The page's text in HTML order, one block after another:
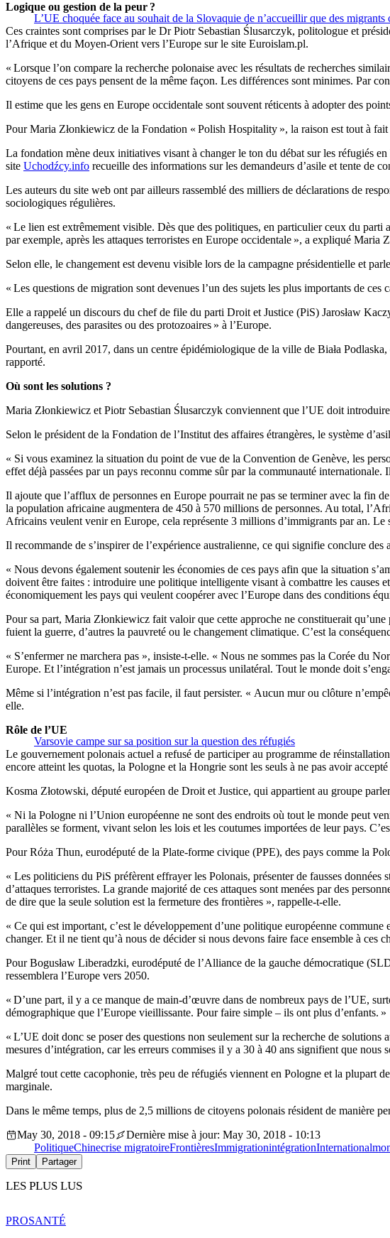
L’UE choquée face au souhait de la Slovaquie de n’accueillir que des migrants
Logique ou gestion de la peur ?
Ces craintes sont comprises par le Dr Piotr Sebastian Ślusarczyk, politologue et
l’Afrique et du Moyen-Orient vers l’Europe sur le site Euroislam.pl.
« Lorsque l’on compare la recherche polonaise avec les résultats de recherches
citoyens de ces pays pensent de la même façon. Les différences sont minimes. Par
Il estime que les gens en Europe occidentale sont souvent réticents à adopter des
Pour Maria Złonkiewicz de la Fondation « Polish Hospitality », la raison est tout à
La fondation mène deux initiatives visant à changer le ton du débat sur les réfugiés
site Uchodźcy.info recueille des informations sur les demandeurs d’asile et tente de
Les auteurs du site web ont par ailleurs rassemblé des milliers de déclarations de
sociologiques régulières.
« Le lien est extrêmement visible. Dès que des politiques, en particulier ceux du
par exemple, après les attaques terroristes en Europe occidentale », a expliqué Maria
Selon elle, le changement est devenu visible lors de la campagne présidentielle et
« Les questions de migration sont devenues l’un des sujets les plus importants de
Elle a rappelé un discours du chef de file du parti Droit et Justice (PiS) Jarosław
dangereuses, des parasites ou des protozoaires » à l’Europe.
Pourtant, en avril 2017, dans un centre épidémiologique de la ville de Biała
rapporté.
Où sont les solutions ?
Maria Złonkiewicz et Piotr Sebastian Ślusarczyk conviennent que l’UE doit
Selon le président de la Fondation de l’Institut des affaires étrangères, le système
« Si vous examinez la situation du point de vue de la Convention de Genève, les
effet déjà passées par un pays reconnu comme sûr par la communauté
Il ajoute que l’afflux de personnes en Europe pourrait ne pas se terminer avec la fin
la population africaine augmentera de 450 à 570 millions de personnes. Au total,
Africains veulent venir en Europe, cela représente 3 millions d’immigrants par an. Le
Il recommande de s’inspirer de l’expérience australienne, ce qui signifie conclure
« Nous devons également soutenir les économies de ces pays afin que la situation
doivent être faites : introduire une politique intelligente visant à combattre les causes
économiquement les pays qui veulent coopérer avec l’Europe dans des conditions
Pour sa part, Maria Złonkiewicz fait valoir que cette approche ne constituerait
fuient la guerre, d’autres la pauvreté ou le changement climatique. C’est la
« S’enfermer ne marchera pas », insiste-t-elle. « Nous ne sommes pas la Corée du
Europe. Et l’intégration n’est jamais un processus unilatéral. Tout le monde doit
Même si l’intégration n’est pas facile, il faut persister. « Aucun mur ou clôture
elle.
Varsovie campe sur sa position sur la question des réfugiés
Rôle de l’UE
Le gouvernement polonais actuel a refusé de participer au programme de
encore atteint les quotas, la Pologne et la Hongrie sont les seuls à ne pas avoir
Kosma Złotowski, député européen de Droit et Justice, qui appartient au groupe
« Ni la Pologne ni l’Union européenne ne sont des endroits où tout le monde peut
parallèles se forment, vivant selon les lois et les coutumes importées de leur pays.
Pour Róża Thun, eurodéputé de la Plate-forme civique (PPE), des pays comme la
« Les politiciens du PiS préfèrent effrayer les Polonais, présenter de fausses
d’attaques terroristes. La grande majorité de ces attaques sont menées par des
de dire que la seule solution est la fermeture des frontières », rappelle-t-elle.
« Ce qui est important, c’est le développement d’une politique européenne
changer. Et il ne tient qu’à nous de décider si nous devons faire face ensemble à
Pour Bogusław Liberadzki, eurodéputé de l’Alliance de la gauche démocratique
ressemblera l’Europe vers 2050.
« D’une part, il y a ce manque de main-d’œuvre dans de nombreux pays de l’UE,
démographique que l’Europe vieillissante. Pour faire simple – ils ont plus d’enfants. »
« L’UE doit donc se poser des questions non seulement sur la recherche de
mesures d’intégration, car les erreurs commises il y a 30 à 40 ans signifient que
Malgré tout cette cacophonie, très peu de réfugiés viennent en Pologne et la plupart
marginale.
Dans le même temps, plus de 2,5 millions de citoyens polonais résident de manière
May 30, 2018 - 09:15
Dernière mise à jour: May 30, 2018 - 10:13
PolitiqueChinecrise migratoireFrontièresImmigrationintégrationInternational
Print Partager
LES PLUS LUS
PROSANTÉ